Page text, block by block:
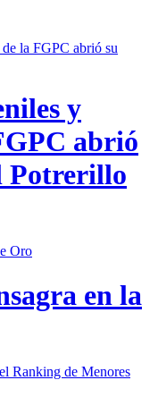
y
abrió
Potrerillo
en la